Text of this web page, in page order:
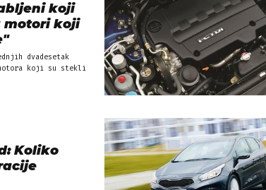
koji
motori koji
dvadesetak
koji su stekli
Koliko